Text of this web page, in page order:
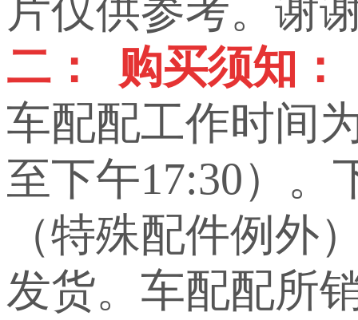
片仅供参考。谢
二： 购买须知：
车配配工作时间
至下午17:30）。
（特殊配件例外
发货。车配配所